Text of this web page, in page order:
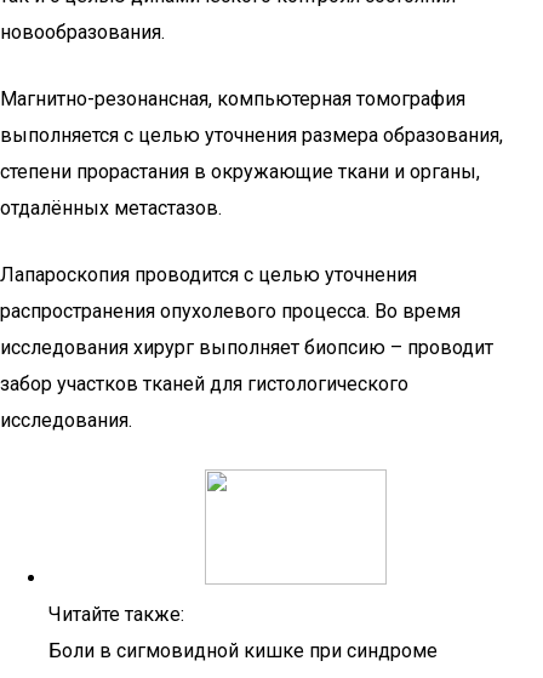
новообразования.
Магнитно-резонансная, компьютерная томография
выполняется с целью уточнения размера образования,
степени прорастания в окружающие ткани и органы,
отдалённых метастазов.
Лапароскопия проводится с целью уточнения
распространения опухолевого процесса. Во время
исследования хирург выполняет биопсию – проводит
забор участков тканей для гистологического
исследования.
Читайте также:
Боли в сигмовидной кишке при синдроме